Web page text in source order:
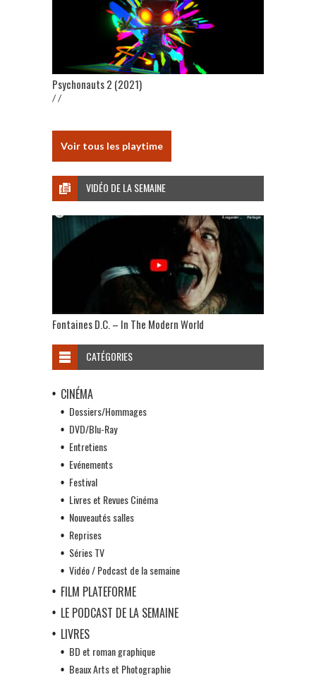
Psychonauts 2 (2021)
/ /
Voir tous les playtime
VIDÉO DE LA SEMAINE
Fontaines D.C. – In The Modern World
CATÉGORIES
CINÉMA
Dossiers/Hommages
DVD/Blu-Ray
Entretiens
Evénements
Festival
Livres et Revues Cinéma
Nouveautés salles
Reprises
Séries TV
Vidéo / Podcast de la semaine
FILM PLATEFORME
LE PODCAST DE LA SEMAINE
LIVRES
BD et roman graphique
Beaux Arts et Photographie